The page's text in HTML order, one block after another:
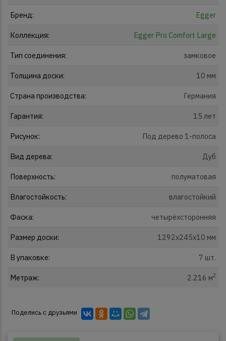
Бренд: Egger
Коллекция: Egger Pro Comfort Large
Тип соединения: замковое
Толщина доски: 10 мм
Страна производства: Германия
Гарантия: 15 лет
Рисунок: Под дерево 1-полоса
Вид дерева: Дуб
Поверхность: полуматовая
Влагостойкость: влагостойкий
Фаска: четырёхсторонняя
Размер доски: 1292x245x10 мм
В упаковке: 7 шт.
Метраж: 2.216 м2
Поделись с друзьями